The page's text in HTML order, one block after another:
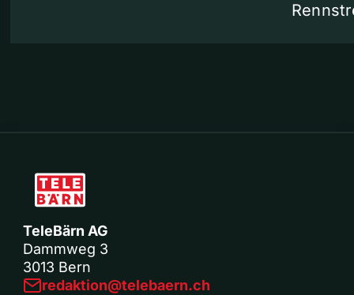
TeleBärn AG
Dammweg 3
3013 Bern
redaktion@telebaern.ch